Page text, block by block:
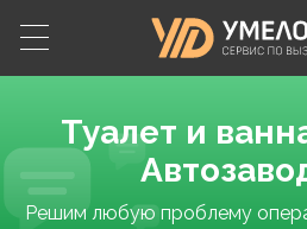
Туалет и
Решим любую проблему